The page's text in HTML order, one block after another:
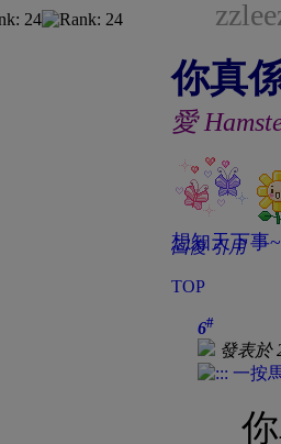
你真
愛
想知天下事
回復 引用
TOP
6#
發表於